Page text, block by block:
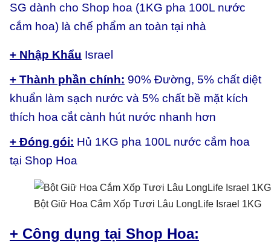
SG dành cho Shop hoa (1KG pha 100L nước
cắm hoa) là chế phẩm an toàn tại nhà
+ Nhập Khẩu Israel
+ Thành phần chính: 90% Đường, 5% chất diệt
khuẩn làm sạch nước và 5% chất bề mặt kích
thích hoa cắt cành hút nước nhanh hơn
+ Đóng gói: Hủ 1KG pha 100L nước cắm hoa
tại Shop Hoa
Bột Giữ Hoa Cắm Xốp Tươi Lâu LongLife Israel 1KG
+ Công dụng tại Shop Hoa: